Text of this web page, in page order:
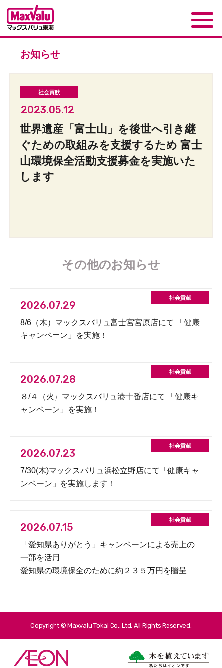
お知らせ
2023.05.12
世界遺産「富士山」を後世へ引き継
ぐための取組みを支援するため 富士
山環境保全活動支援募金を実施いた
します
その他のお知らせ
2026.07.29
8/6（木）マックスバリュ富士宮宮原店にて 「健康
キャンペーン」を実施！
2026.07.28
８/４（火）マックスバリュ港十番店にて 「健康キ
ャンペーン」を実施！
2026.07.23
7/30(木)マックスバリュ浜松立野店にて「健康キャ
ンペーン」を実施します！
2026.07.15
「愛知県ありがとう」キャンペーンによる売上の
一部を活用
愛知県の環境保全のために約２３５万円を贈呈
Copyright © Maxvalu Tokai Co., Ltd. All Rights Reserved.